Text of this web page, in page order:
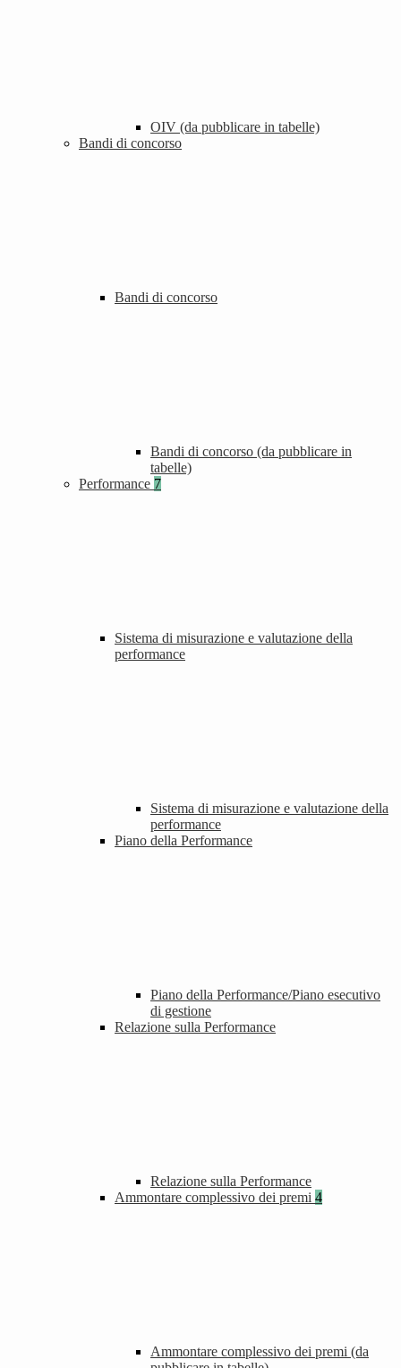
OIV (da pubblicare in tabelle)
Bandi di concorso
Bandi di concorso
Bandi di concorso (da pubblicare in
tabelle)
Performance 7
Sistema di misurazione e valutazione della
performance
Sistema di misurazione e valutazione della
performance
Piano della Performance
Piano della Performance/Piano esecutivo
di gestione
Relazione sulla Performance
Relazione sulla Performance
Ammontare complessivo dei premi 4
Ammontare complessivo dei premi (da